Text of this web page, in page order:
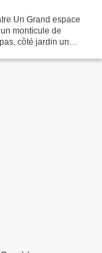
Un Grand espace
monticule de
côté jardin un